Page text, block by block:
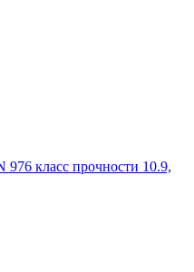
класс прочности 10.9,